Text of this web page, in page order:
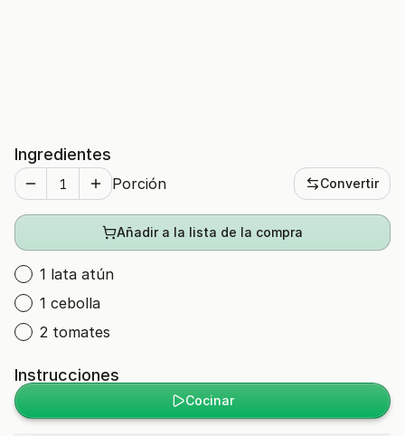
Ingredientes
Porción Convertir
Añadir a la lista de la compra
1 lata atún
1 cebolla
2 tomates
Instrucciones
Cocinar